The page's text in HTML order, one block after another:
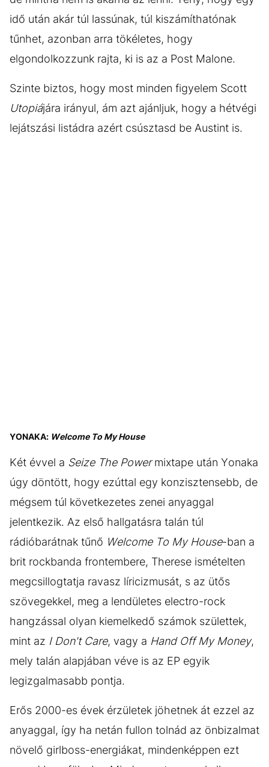
idő után akár túl lassúnak, túl kiszámíthatónak
tűnhet, azonban arra tökéletes, hogy
elgondolkozzunk rajta, ki is az a Post Malone.
Szinte biztos, hogy most minden figyelem Scott
Utopiájára irányul, ám azt ajánljuk, hogy a hétvégi
lejátszási listádra azért csúsztasd be Austint is.
YONAKA: Welcome To My House
Két évvel a Seize The Powermixtape után Yonaka
úgy döntött, hogy ezúttal egy konzisztensebb, de
mégsem túl következetes zenei anyaggal
jelentkezik. Az első hallgatásra talán túl
rádióbarátnak tűnő Welcome To My House-ban a
brit rockbanda frontembere, Therese ismételten
megcsillogtatja ravasz líricizmusát, s az ütős
szövegekkel, meg a lendületes electro-rock
hangzással olyan kiemelkedő számok születtek,
mint az I Don't Care, vagy a Hand Off My Money,
mely talán alapjában véve is az EP egyik
legizgalmasabb pontja.
Erős 2000-es évek érzületek jöhetnek át ezzel az
anyaggal, így ha netán fullon tolnád az önbizalmat
növelő girlboss-energiákat, mindenképpen ezt